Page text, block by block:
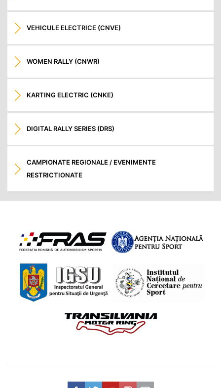
VEHICULE ELECTRICE (CNVE)
WOMEN RALLY (CNWR)
KARTING ELECTRIC (CNKE)
DIGITAL RALLY SERIES (DRS)
CAMPIONATE REGIONALE / EVENIMENTE
RESTRICTIONATE